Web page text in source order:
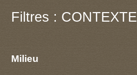
Filtres : CONTEXTE
Milieu